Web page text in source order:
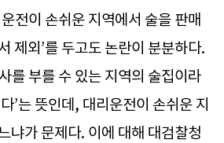
전이 손쉬운 지역에서 술을 판매
제외’를 두고도 논란이 분분하다.
를 부를 수 있는 지역의 술집이라
’는 뜻인데, 대리운전이 손쉬운 지
냐가 문제다. 이에 대해 대검찰청